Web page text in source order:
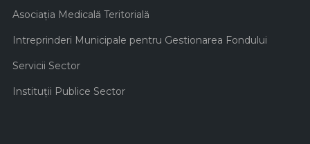
Asociaţia Medicală Teritorială
Intreprinderi Municipale pentru Gestionarea Fondului
Servicii Sector
Instituţii Publice Sector